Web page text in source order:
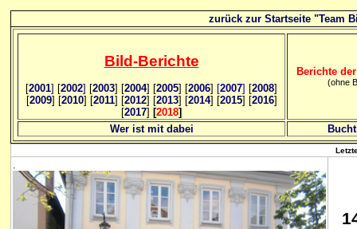
zurück zur Startseite "Team
Bild-Berichte
[2001] [2002] [2003] [2004] [2005] [2006] [2007] [2008]
[2009] [2010] [2011] [2012] [2013] [2014] [2015] [2016]
[2017] [2018]
Berichte
(ohne
Wer ist mit dabei
.